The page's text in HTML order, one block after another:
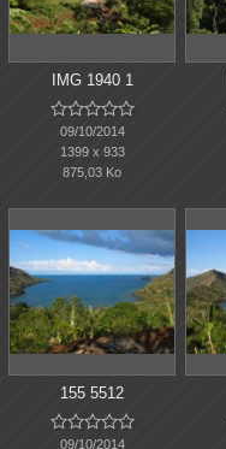
IMG 1940 1

09/10/2014
1399 x 933
875,03 Ko
155 5512

09/10/2014